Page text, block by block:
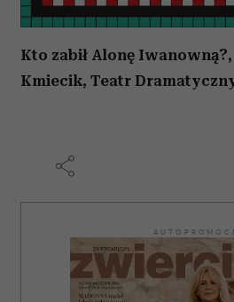
Kto zabił Alonę Iwanowną?,
Kmiecik, Teatr